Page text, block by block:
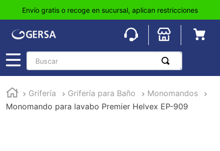
Envío gratis o recoge en sucursal, aplican restricciones
Buscar
Grifería Grifería para Baño
Monomandos
Monomando para lavabo Premier Helvex EP-909
1.
pisos
2.
loseta